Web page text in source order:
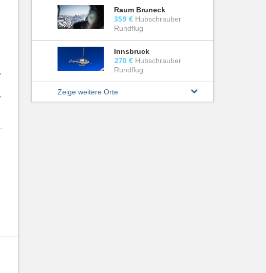
Raum Bruneck
359 € Hubschrauber
Rundflug
Innsbruck
270 € Hubschrauber
Rundflug
Zeige weitere Orte